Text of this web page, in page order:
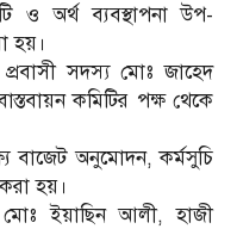
ও অর্থ ব্যবস্থাপনা উপ-
হয়।
সদস্য মোঃ জাহেদ
কমিটির পক্ষ থেকে
বাজেট অনুমোদন, কর্মসুচি
হয়।
মোঃ ইয়াছিন আলী, হাজী